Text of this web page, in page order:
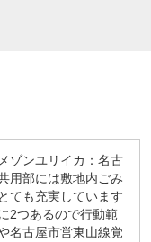
ゾンユリイカ：名古
用部には敷地内ごみ
ても充実しています
2つあるので行動範
名古屋市営東山線覚